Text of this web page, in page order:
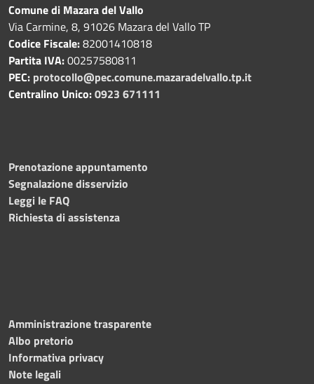
Comune di Mazara del Vallo
Via Carmine, 8, 91026 Mazara del Vallo TP
Codice Fiscale:82001410818
Partita IVA:00257580811
PEC: protocollo@pec.comune.mazaradelvallo.tp.it
Centralino Unico:0923 671111
Prenotazione appuntamento
Segnalazione disservizio
Leggi le FAQ
Richiesta di assistenza
Amministrazione trasparente
Albo pretorio
Informativa privacy
Note legali